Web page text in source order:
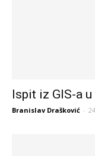
Ispit iz GIS-a
Branislav Drašković -